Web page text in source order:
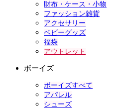
財布・ケース・小物
ファッション雑貨
アクセサリー
ベビーグッズ
福袋
アウトレット
ボーイズ
ボーイズすべて
アパレル
シューズ